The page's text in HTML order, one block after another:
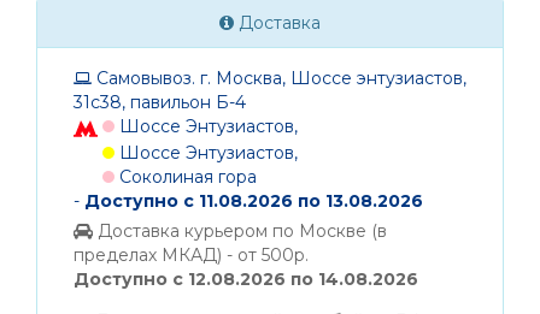
Доставка
Самовывоз. г. Москва, Шоссе энтузиастов,
31с38, павильон Б-4
Шоссе Энтузиастов,
Шоссе Энтузиастов,
Соколиная гора
- Доступно с 11.08.2026 по 13.08.2026
Доставка курьером по Москве (в
пределах МКАД) - от 500р.
Доступно с 12.08.2026 по 14.08.2026